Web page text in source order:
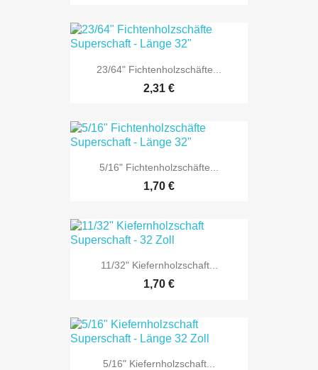
23/64" Fichtenholzschäfte...
2,31 €
5/16" Fichtenholzschäfte...
1,70 €
11/32" Kiefernholzschaft...
1,70 €
5/16" Kiefernholzschaft...